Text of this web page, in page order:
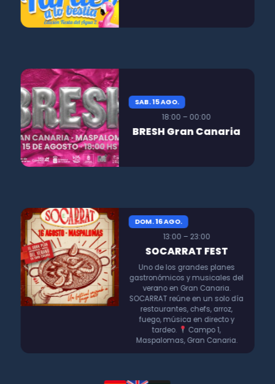
SAB. 15 AGO.
18:00 – 00:00
BRESH Gran Canaria
DOM. 16 AGO.
13:00 – 23:00
SOCARRAT FEST
Uno de los grandes planes
gastronómicos y musicales del
verano en Gran Canaria.
SOCARRAT reúne en un solo día
restaurantes, chefs, arroz,
fuego, música en directo y
tardeo.
Campo 1,
Maspalomas, Gran Canaria.